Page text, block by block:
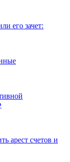
его зачет:
арест счетов и